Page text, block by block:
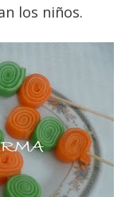
los niños.